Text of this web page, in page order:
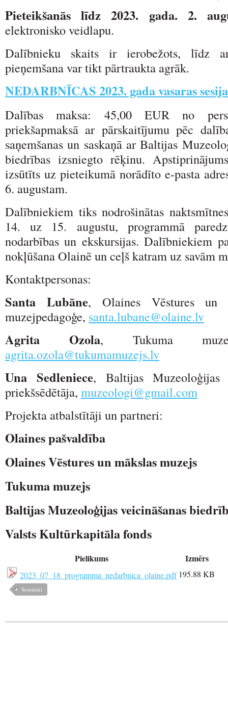
Pieteikšanās līdz 2023. gada. 2.
elektronisko veidlapu.
Dalībnieku skaits ir ierobežots, līdz
pieņemšana var tikt pārtraukta agrāk.
NEDARBNĪCAS 2023. gada vasaras
Dalības maksa: 45,00 EUR no
priekšapmaksā ar pārskaitījumu pēc
saņemšanas un saskaņā ar Baltijas
biedrības izsniegto rēķinu.
izsūtīts uz pieteikumā norādīto e-pasta
6. augustam.
Dalībniekiem tiks nodrošinātas
14. uz 15. augustu, programmā
nodarbības un ekskursijas. Dalībniekiem
nokļūšana Olainē un ceļš katram uz savām
Kontaktpersonas:
Santa Lubāne, Olaines Vēstures un
muzejpedagoģe, santa.lubane@olaine.lv
Agrita Ozola, Tukuma
agrita.ozola@tukumamuzejs.lv
Una Sedleniece, Baltijas Muzeoloģijas
priekšsēdētāja, muzeologi@gmail.com
Projekta atbalstītāji un partneri:
Olaines pašvaldība
Olaines Vēstures un mākslas muzejs
Tukuma muzejs
Baltijas Muzeoloģijas veicināšanas
Valsts Kultūrkapitāla fonds
Pielikums Izmērs
2023_07_18_programma_nedarbnica_olaine.pdf 195.88 KB
Semināri